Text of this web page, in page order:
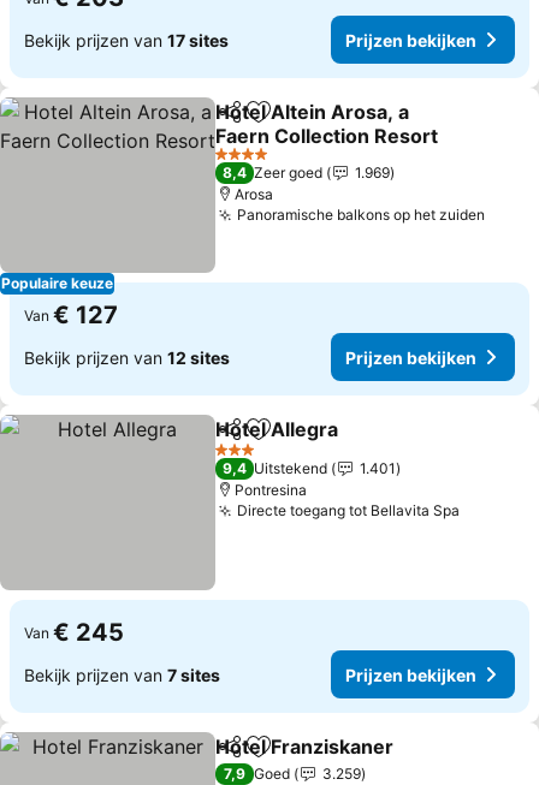
Bekijk prijzen van 17 sites Prijzen bekijken
Populaire keuze
DelenToevoegen aan favorieten
Hotel Altein Arosa, a
Faern Collection Resort
Prijzen bekijken
4 Sterren
8,4 Zeer goed
1.969
Arosa
Panoramische balkons op het zuiden
Van € 127
Bekijk prijzen van 12 sites Prijzen bekijken
DelenToevoegen aan favorieten
Hotel Allegra
3 Sterren
9,4 Uitstekend
1.401
Pontresina
Directe toegang tot Bellavita Spa
Van € 245
Bekijk prijzen van 7 sites Prijzen bekijken
DelenToevoegen aan favorieten
Hotel Franziskaner
7,9 Goed
3.259